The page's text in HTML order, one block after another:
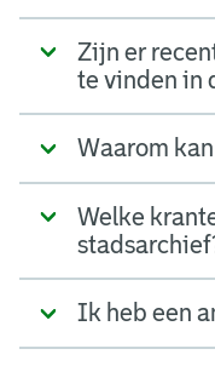
Zijn er
te vinden in
Waarom
Welke
Ik heb een